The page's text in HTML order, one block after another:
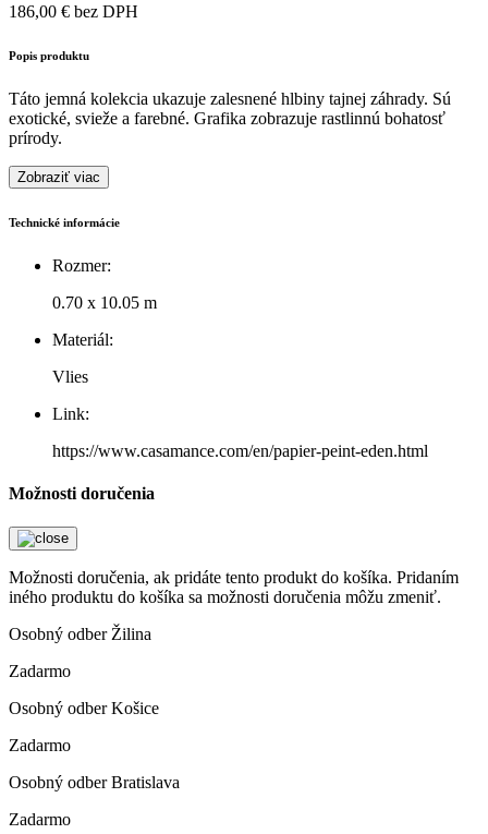
186,00 € bez DPH
Popis produktu
Táto jemná kolekcia ukazuje zalesnené hlbiny tajnej záhrady. Sú
exotické, svieže a farebné. Grafika zobrazuje rastlinnú bohatosť
prírody.
Zobraziť viac
Technické informácie
Rozmer:
0.70 x 10.05 m
Materiál:
Vlies
Link:
https://www.casamance.com/en/papier-peint-eden.html
Možnosti doručenia
Možnosti doručenia, ak pridáte tento produkt do košíka. Pridaním
iného produktu do košíka sa možnosti doručenia môžu zmeniť.
Osobný odber Žilina
Zadarmo
Osobný odber Košice
Zadarmo
Osobný odber Bratislava
Zadarmo